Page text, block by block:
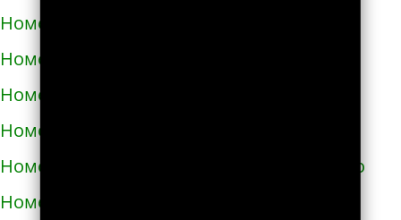
Номера телефонов такси в Самборе
Номера телефонов такси в Сарнах
Номера телефонов такси в Сваляве
Номера телефонов такси в Светловодске
Номера телефонов такси в Синельниково
Номера телефонов такси в Скадовске